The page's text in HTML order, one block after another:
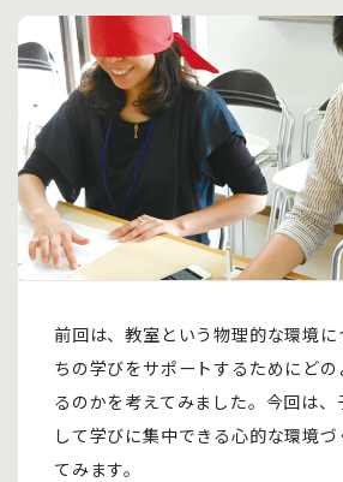
前回は、教室という物理的な環境に
ちの学びをサポートするためにど
るのかを考えてみました。今回は
して学びに集中できる心的な環境
てみます。